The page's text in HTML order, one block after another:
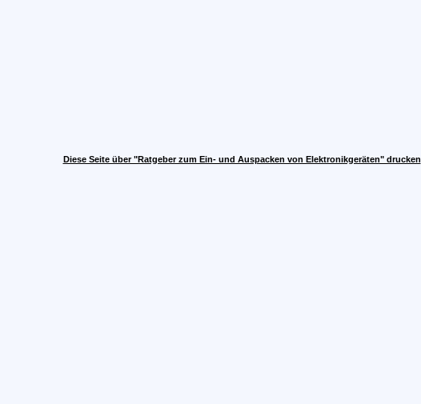
Diese Seite über "Ratgeber zum Ein- und Auspacken von Elektronikgeräten" drucken